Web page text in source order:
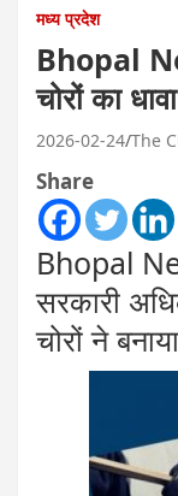
मध्य प्रदेश
Bhopal
चोरों का धावा
2026-02-24 The
Share
Bhopal
सरकारी
चोरों ने बनाया